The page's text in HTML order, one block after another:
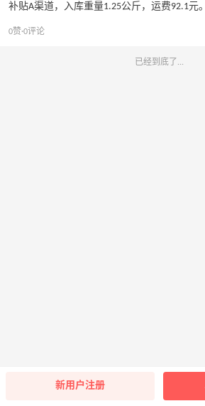
补贴A渠道，入库重量1.25公斤，运费92.1元
45元，续重每0.1公斤8元，算下来比较划算。
0赞·0评论
已经到底了...
新用户注册